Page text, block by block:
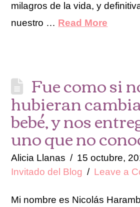
milagros de la vida, y
nuestro … Read More
Fue como si
hubieran
bebé, y nos
uno que no
Alicia Llanas
15 octubre,
Invitado del Blog
Leave a
Mi nombre es Nicolás